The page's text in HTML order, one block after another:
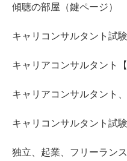
傾聴の部屋（鍵ページ）
キャリコンサルタント試
キャリアコンサルタント
キャリアコンサルタント
キャリコンサルタント試
独立、起業、フリーランス